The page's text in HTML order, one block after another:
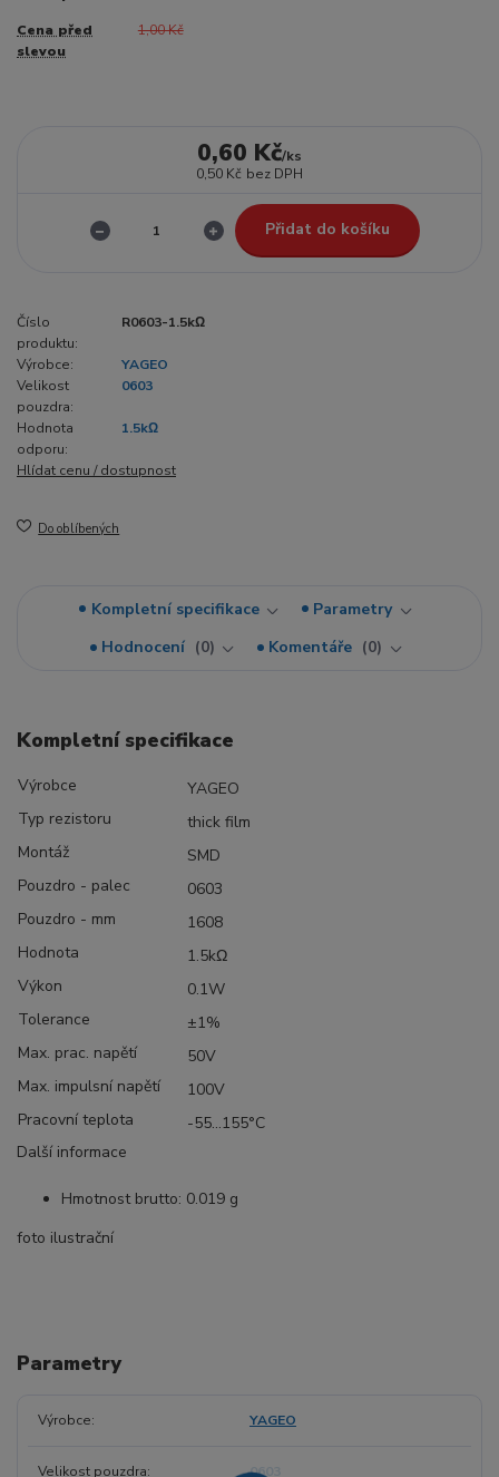
Cena před
slevou
1,00 Kč
0,60 Kč/ks
0,50 Kč bez DPH
Přidat do košíku
Číslo
produktu:
R0603-1.5kΩ
Výrobce:
YAGEO
Velikost
pouzdra:
0603
Hodnota
odporu:
1.5kΩ
Hlídat cenu / dostupnost
Do oblíbených
Kompletní specifikace
Parametry
Hodnocení
0 Komentáře 0
Kompletní specifikace
Výrobce
YAGEO
Typ rezistoru
thick film
Montáž
SMD
Pouzdro - palec
0603
Pouzdro - mm
1608
Hodnota
1.5kΩ
Výkon
0.1W
Tolerance
±1%
Max. prac. napětí
50V
Max. impulsní napětí
100V
Pracovní teplota
-55...155°C
Další informace
Hmotnost brutto: 0.019 g
foto ilustrační
Parametry
Výrobce YAGEO
Velikost pouzdra 0603